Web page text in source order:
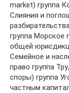
market) группа
Слияния и
группа Морское
общей
Семейное и
право группа
споры) группа
частным